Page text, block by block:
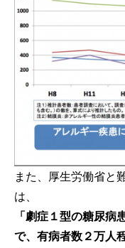
また、厚生労働省と
は、
「劇症１型の糖尿
で、有病者数２万人